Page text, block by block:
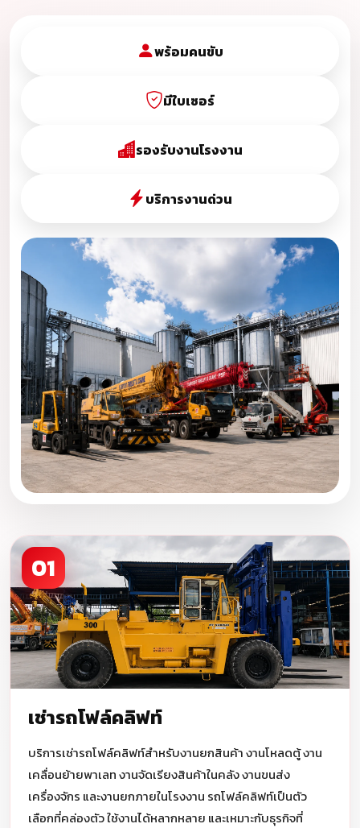
พร้อมคนขับ
มีใบเซอร์
รองรับงานโรงงาน
บริการงานด่วน
01
เช่ารถโฟล์คลิฟท์
บริการเช่ารถโฟล์คลิฟท์สำหรับงานยกสินค้า งานโหลดตู้ งาน
เคลื่อนย้ายพาเลท งานจัดเรียงสินค้าในคลัง งานขนส่ง
เครื่องจักร และงานยกภายในโรงงาน รถโฟล์คลิฟท์เป็นตัว
เลือกที่คล่องตัว ใช้งานได้หลากหลาย และเหมาะกับธุรกิจที่